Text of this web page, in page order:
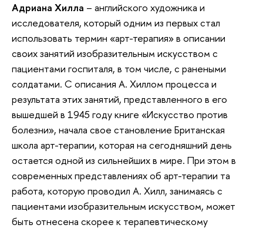
Адриана Хилла – английского художника и
исследователя, который одним из первых стал
использовать термин «арт-терапия» в описании
своих занятий изобразительным искусством с
пациентами госпиталя, в том числе, с ранеными
солдатами. С описания А. Хиллом процесса и
результата этих занятий, представленного в его
вышедшей в 1945 году книге «Искусство против
болезни», начала свое становление Британская
школа арт-терапии, которая на сегодняшний день
остается одной из сильнейших в мире. При этом в
современных представлениях об арт-терапии та
работа, которую проводил А. Хилл, занимаясь с
пациентами изобразительным искусством, может
быть отнесена скорее к терапевтическому